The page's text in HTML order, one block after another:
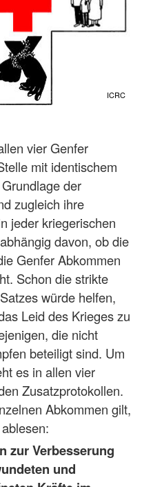
ICRC
vier Genfer
mit identischem
der
zugleich ihre
jeder kriegerischen
davon, ob die
Genfer Abkommen
Schon die strikte
würde helfen,
Leid des Krieges zu
die nicht
beteiligt sind. Um
es in allen vier
Zusatzprotokollen.
Abkommen gilt,
zur Verbesserung
und